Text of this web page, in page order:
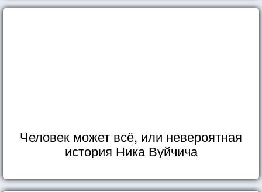
Человек может всё, или невероятная
история Ника Вуйчича